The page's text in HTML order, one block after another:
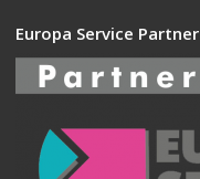
Europa Service Partner